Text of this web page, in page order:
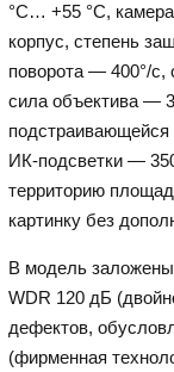
°C… +55 °C,
корпус, степень
поворота — 400°/с,
сила объектива —
подстраивающейся
ИК-подсветки —
территорию
картинку без
В модель
WDR 120 дБ
дефектов,
(фирменная